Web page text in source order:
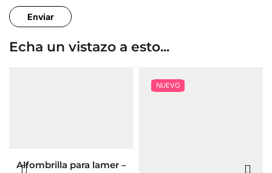
Echa un vistazo a esto...
Alfombrilla para lamer –
NUEVO